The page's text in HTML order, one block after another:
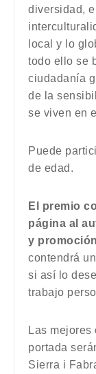
diversidad,
local y lo
todo ello se
ciudadanía
de la
se viven en
Puede
de edad.
El premio
página al
y
contendrá
si así lo
trabajo
Las
portada
Sierra i